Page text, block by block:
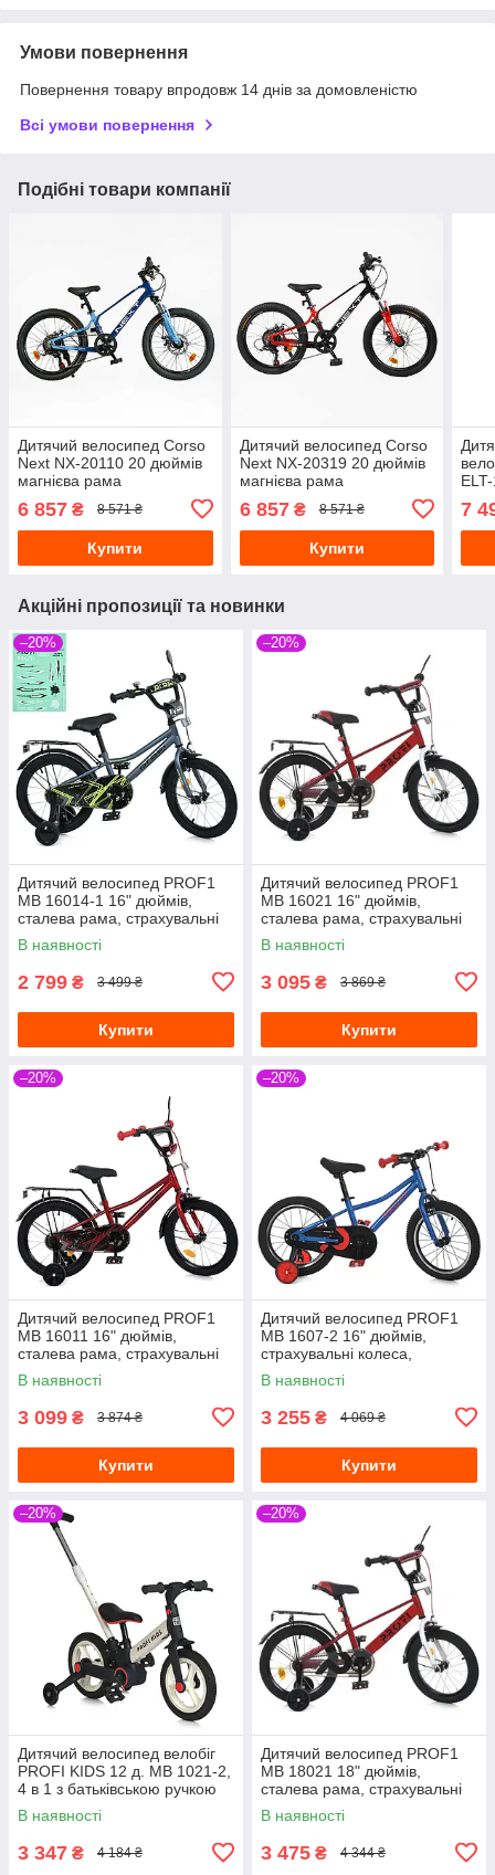
Умови повернення
Повернення товару впродовж 14 днів за домовленістю
Всі умови повернення
Подібні товари компанії
Дитячий велосипед Corso
Next NX-20110 20 дюймів
магнієва рама
гальма синій
6 857 ₴ 8 571 ₴
Купити
Дитячий велосипед Corso
Next NX-20319 20 дюймів
магнієва рама
гальма чорний
6 857₴ 8 571 ₴
Купити
7
Акційні пропозиції та новинки
–20%
Дитячий велосипед PROF1
MB 16014-1 16" дюймів,
сталева рама, страхувальні
колеса, багажник із
затискачем, синій
В наявності
2 799 ₴ 3 499 ₴
Купити
–20%
Дитячий велосипед PROF1
MB 16021 16" дюймів,
сталева рама, страхувальні
колеса, багажник із
затискачем, червоний
В наявності
3 095 ₴ 3 869 ₴
Купити
–20%
Дитячий велосипед PROF1
MB 16011 16" дюймів,
сталева рама, страхувальні
колеса, багажник із
затискачем, червоний
В наявності
3 099 ₴ 3 874 ₴
Купити
–20%
Дитячий велосипед PROF1
MB 1607-2 16" дюймів,
страхувальні колеса,
однопідвісний, синій
В наявності
3 255 ₴ 4 069 ₴
Купити
–20%
Дитячий велосипед велобіг
PROFI KIDS 12 д. MB 1021-2,
4 в 1 з батьківською ручкою
білий
В наявності
3 347 ₴ 4 184 ₴
–20%
Дитячий велосипед PROF1
MB 18021 18" дюймів,
сталева рама, страхувальні
колеса, багажник із
затискачем, червоний
В наявності
3 475 ₴ 4 344 ₴